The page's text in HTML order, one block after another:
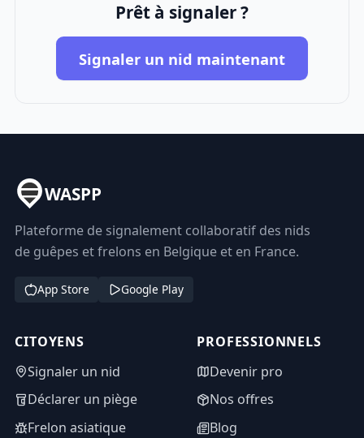
Prêt à signaler ?
Signaler un nid maintenant
WASPP
Plateforme de signalement collaboratif des nids
de guêpes et frelons en Belgique et en France.
App Store Google Play
CITOYENS
Signaler un nid
Déclarer un piège
Frelon asiatique
PROFESSIONNELS
Devenir pro
Nos offres
Blog